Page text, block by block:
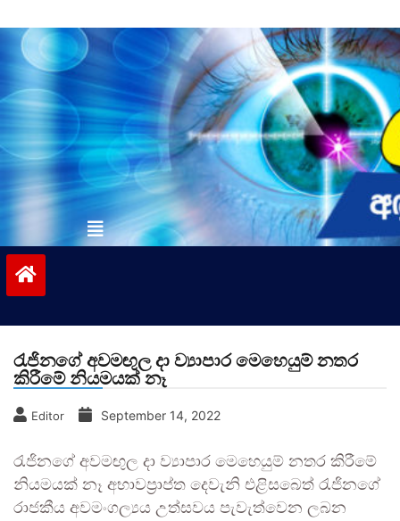
to
contentvinivida.lk
රැජිනගේ අවමඟුල දා ව්‍යාපාර මෙහෙයුම් නතර
කිරීමේ නියමයක් නෑ
Editor September 14, 2022
රැජිනගේ අවමඟුල දා ව්‍යාපාර මෙහෙයුම් නතර කිරීමේ
නියමයක් නෑ අභාවප්‍රාප්ත දෙවැනි එළිසබෙත් රැජිනගේ
රාජකීය අවමංගල්‍යය උත්සවය පැවැත්වෙන ලබන